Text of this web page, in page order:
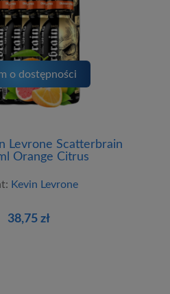
Levrone Scatterbrain
Orange Citrus
Kevin Levrone
38,75 zł
o dostępności